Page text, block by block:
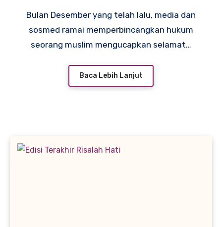
Bulan Desember yang telah lalu, media dan
sosmed ramai memperbincangkan hukum
seorang muslim mengucapkan selamat…
Baca Lebih Lanjut